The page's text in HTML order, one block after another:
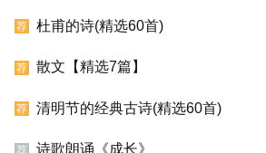
荐 杜甫的诗(精选60首)
荐 散文【精选7篇】
荐 清明节的经典古诗(精选60首)
荐 诗歌朗诵《成长》